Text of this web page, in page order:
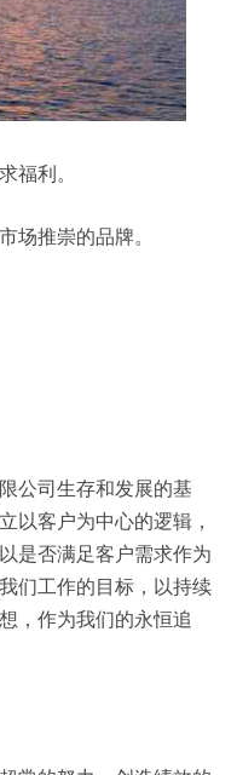
福利。
场推崇的品牌。
公司生存和发展的基
以客户为中心的逻辑，
是否满足客户需求作为
们工作的目标，以持续
，作为我们的永恒追